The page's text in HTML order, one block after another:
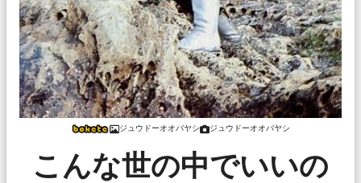
ジュウドーオオバヤシ ジュウドーオオバヤシ
こんな世の中でいいの